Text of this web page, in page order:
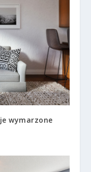
wymarzone